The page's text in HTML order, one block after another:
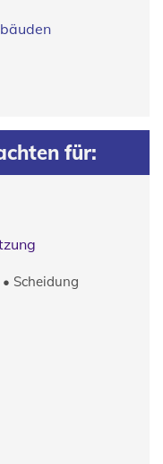
für:
Scheidung